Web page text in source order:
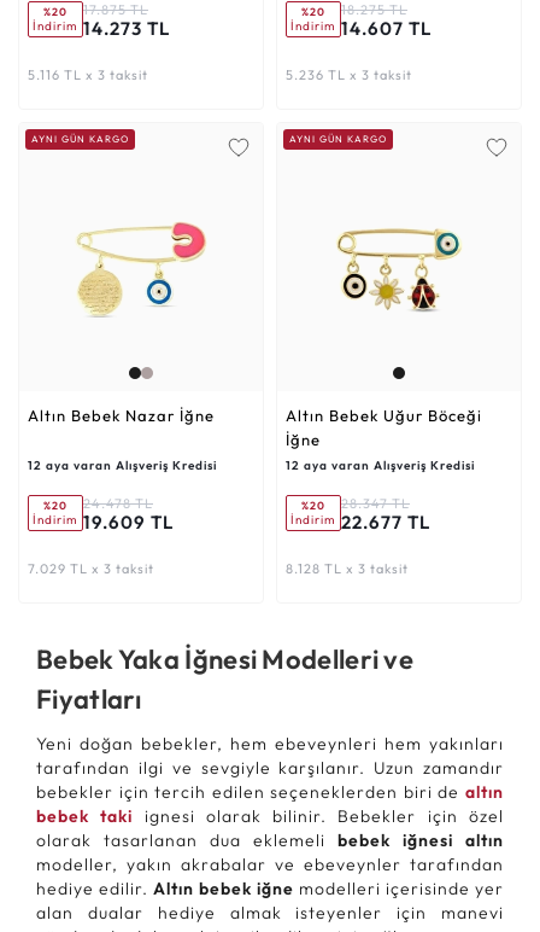
%20
İndirim
17.875 TL
14.273 TL
5.116 TL x 3 taksit
%20
İndirim
18.275 TL
14.607 TL
5.236 TL x 3 taksit
AYNI GÜN KARGO
Altın Bebek Nazar İğne
12 aya varan Alışveriş Kredisi
%20
İndirim
24.478 TL
19.609 TL
7.029 TL x 3 taksit
AYNI GÜN KARGO
Altın Bebek Uğur Böceği
İğne
12 aya varan Alışveriş Kredisi
%20
İndirim
28.347 TL
22.677 TL
8.128 TL x 3 taksit
Bebek Yaka İğnesi Modelleri ve
Fiyatları
Yeni doğan bebekler, hem ebeveynleri hem yakınları
tarafından ilgi ve sevgiyle karşılanır. Uzun zamandır
bebekler için tercih edilen seçeneklerden biri de altın
bebek taki ignesi olarak bilinir. Bebekler için özel
olarak tasarlanan dua eklemeli bebek iğnesi altın
modeller, yakın akrabalar ve ebeveynler tarafından
hediye edilir. Altın bebek iğne modelleri içerisinde yer
alan dualar hediye almak isteyenler için manevi